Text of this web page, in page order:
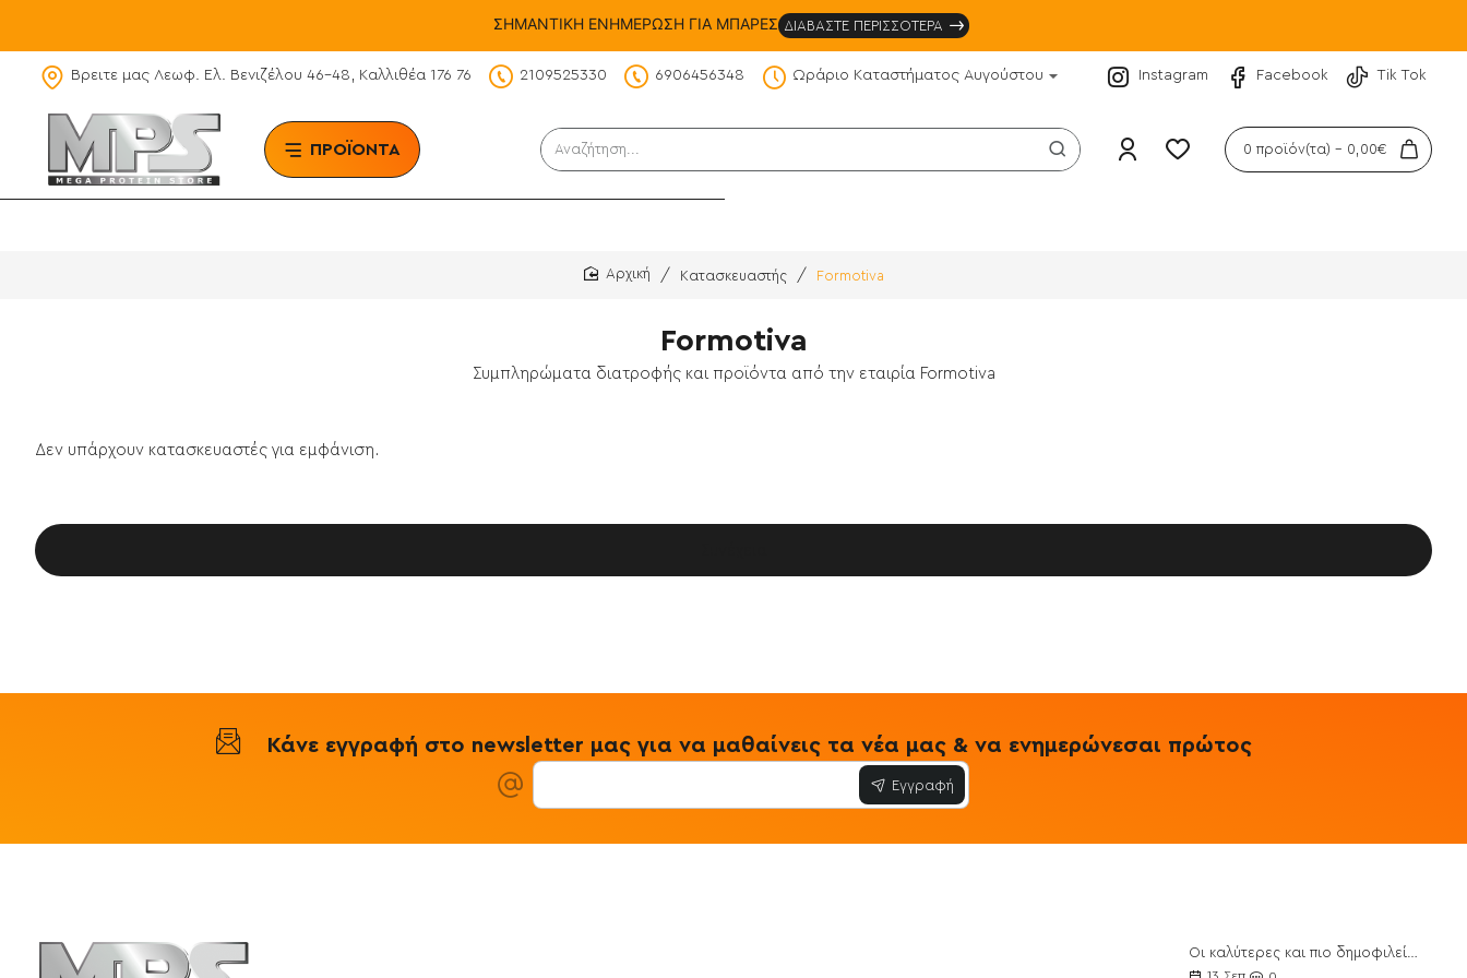
ΣΗΜΑΝΤΙΚΗ ΕΝΗΜΕΡΩΣΗ ΓΙΑ ΜΠΑΡΕΣ ΔΙΑΒΑΣΤΕ ΠΕΡΙΣΣΟΤΕΡΑ
Βρειτε μας Λεωφ. Ελ. Βενιζέλου 46-48, Καλλιθέα 176 76 2109525330 6906456348 Ωράριο Καταστήματος Αυγούστου Instagram Facebook Tik Tok
ΠΡΟΪΟΝΤΑ Αναζήτηση... 0 προϊόν(τα) - 0,00€
Formotiva
Συμπληρώματα διατροφής και προϊόντα από την εταιρία Formotiva
Κατασκευαστής Formotiva
Δεν υπάρχουν κατασκευαστές για εμφάνιση.
Κάνε εγγραφή στο newsletter μας για να μαθαίνεις τα νέα μας & να ενημερώνεσαι πρώτος
Εγγραφή